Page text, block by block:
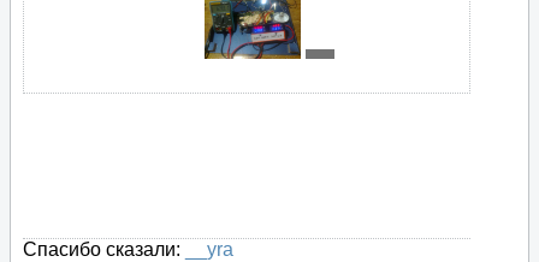
Спасибо сказали: __yra